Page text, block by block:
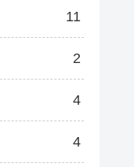
11
2
4
4